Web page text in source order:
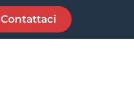
Contattaci